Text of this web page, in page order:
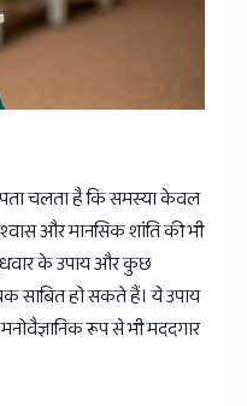
चलता है कि समस्या केवल
और मानसिक शांति की भी
के उपाय और कुछ
साबित हो सकते हैं। ये उपाय
रूप से भी मददगार